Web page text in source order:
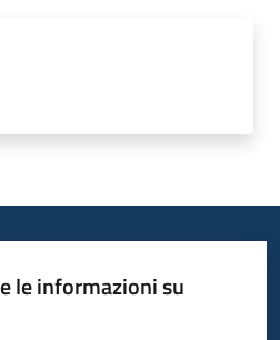
le informazioni su